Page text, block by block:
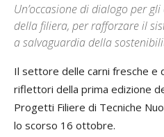
Un’occasione di dialogo per
della filiera, per rafforzare il
a salvaguardia della
Il settore delle carni fresche e
riflettori della prima edizione
Progetti Filiere di Tecniche
lo scorso 16 ottobre.